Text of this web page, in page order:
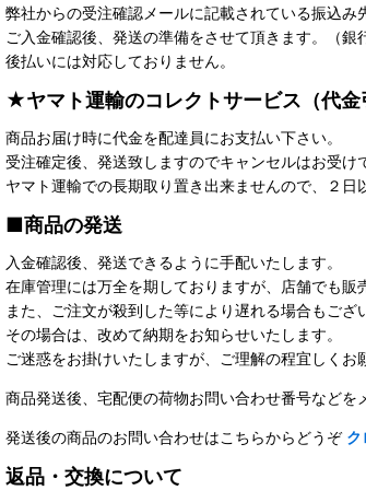
弊社からの受注確認メールに記載されている振込み
ご入金確認後、発送の準備をさせて頂きます。（銀
後払いには対応しておりません。
★ヤマト運輸のコレクトサービス（代
商品お届け時に代金を配達員にお支払い下さい。
受注確定後、発送致しますのでキャンセルはお受け
ヤマト運輸での長期取り置き出来ませんので、２日
■商品の発送
入金確認後、発送できるように手配いたします。
在庫管理には万全を期しておりますが、店舗でも販
また、ご注文が殺到した等により遅れる場合もござ
その場合は、改めて納期をお知らせいたします。
ご迷惑をお掛けいたしますが、ご理解の程宜しくお
商品発送後、宅配便の荷物お問い合わせ番号などを
発送後の商品のお問い合わせはこちらからどうぞ ク
返品・交換について